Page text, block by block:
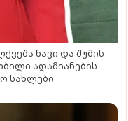
ნავი და შუშის
ადამიანების
სახლები